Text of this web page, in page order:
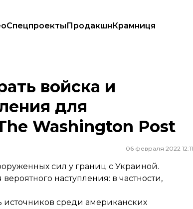
СпецпроектыПродакшнКрамниця
строительства мостов — The Washington Post
войска и
для
Washington Post
06 февраля 2022 12:11
сил у границ с Украиной.
наступления: в частности,
источников среди американских